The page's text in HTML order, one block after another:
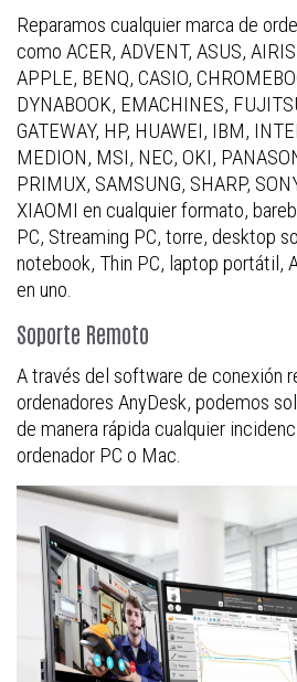
Reparamos cualquier marca de
como ACER, ADVENT, ASUS,
APPLE, BENQ, CASIO,
DYNABOOK, EMACHINES,
GATEWAY, HP, HUAWEI, IBM,
MEDION, MSI, NEC, OKI,
PRIMUX, SAMSUNG, SHARP,
XIAOMI en cualquier formato,
PC, Streaming PC, torre, desktop
notebook, Thin PC, laptop portátil,
en uno.
Soporte Remoto
A través del software de conexión
ordenadores AnyDesk, podemos
de manera rápida cualquier
ordenador PC o Mac.